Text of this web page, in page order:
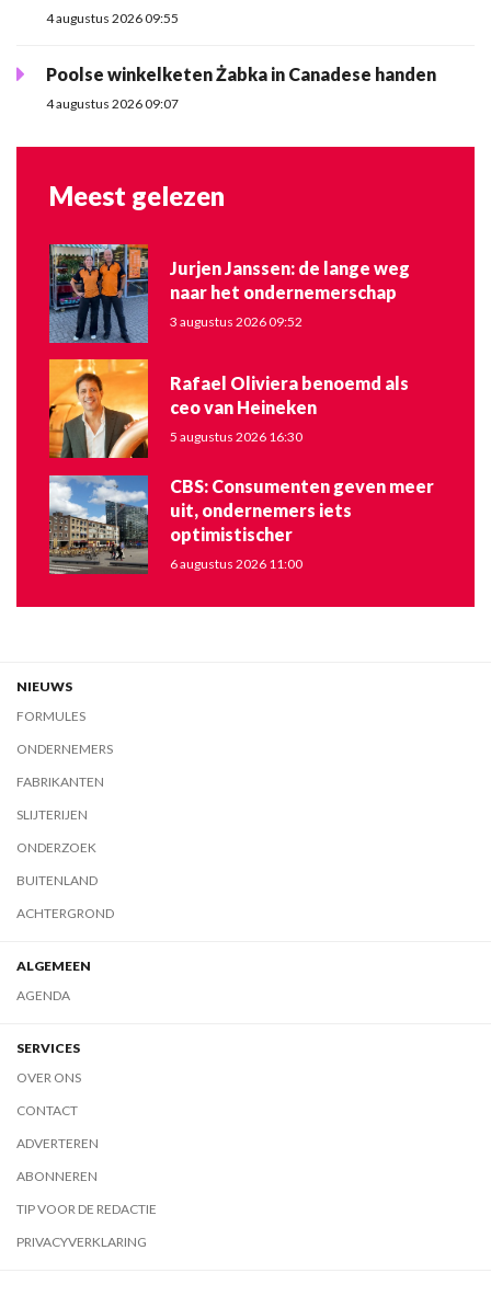
4 augustus 2026 09:55
Poolse winkelketen Żabka in Canadese handen
4 augustus 2026 09:07
Meest gelezen
Jurjen Janssen: de lange weg
naar het ondernemerschap
3 augustus 2026 09:52
Rafael Oliviera benoemd als
ceo van Heineken
5 augustus 2026 16:30
CBS: Consumenten geven meer
uit, ondernemers iets
optimistischer
6 augustus 2026 11:00
NIEUWS
FORMULES
ONDERNEMERS
FABRIKANTEN
SLIJTERIJEN
ONDERZOEK
BUITENLAND
ACHTERGROND
ALGEMEEN
AGENDA
SERVICES
OVER ONS
CONTACT
ADVERTEREN
ABONNEREN
TIP VOOR DE REDACTIE
PRIVACYVERKLARING